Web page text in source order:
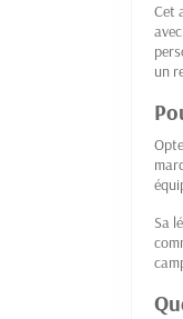
Cet
un
Sa